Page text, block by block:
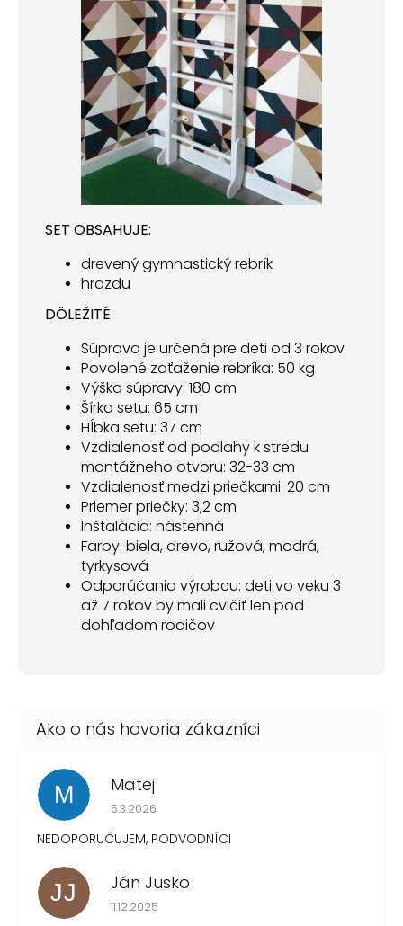
SET OBSAHUJE:
drevený gymnastický rebrík
hrazdu
DÔLEŽITÉ
Súprava je určená pre deti od 3 rokov
Povolené zaťaženie rebríka: 50 kg
Výška súpravy: 180 cm
Šírka setu: 65 cm
Hĺbka setu: 37 cm
Vzdialenosť od podlahy k stredu
montážneho otvoru: 32-33 cm
Vzdialenosť medzi priečkami: 20 cm
Priemer priečky: 3,2 cm
Inštalácia: nástenná
Farby: biela, drevo, ružová, modrá,
tyrkysová
Odporúčania výrobcu: deti vo veku 3
až 7 rokov by mali cvičiť len pod
dohľadom rodičov
M Matej
Hodnotenie obchodu je 1 z 5 hviezdičiek.
5.3.2026
NEDOPORUČUJEM, PODVODNÍCI
JJ Ján Jusko
Hodnotenie obchodu je 1 z 5 hviezdičiek.
11.12.2025